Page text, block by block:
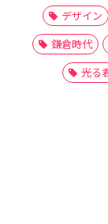
デザイン
鎌倉時代
光る